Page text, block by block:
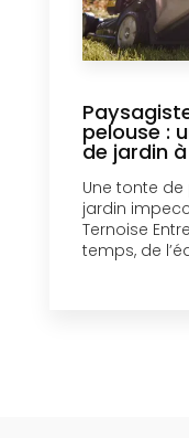
pelouse :
de jardin
Une tonte
jardin
Ternoise
temps, de